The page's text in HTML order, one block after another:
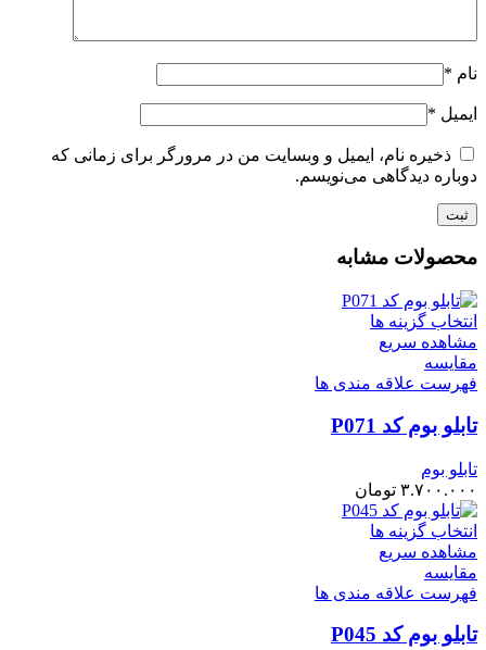
نام *
ایمیل *
ذخیره نام، ایمیل و وبسایت من در مرورگر برای زمانی که
دوباره دیدگاهی می‌نویسم.
محصولات مشابه
انتخاب گزینه ها
مشاهده سریع
مقایسه
فهرست علاقه مندی ها
تابلو بوم کد P071
تابلو بوم
۳.۷۰۰.۰۰۰ تومان
انتخاب گزینه ها
مشاهده سریع
مقایسه
فهرست علاقه مندی ها
تابلو بوم کد P045